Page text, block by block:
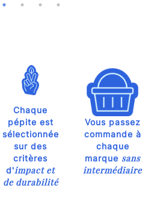
Chaque
pépite est
sélectionnée
sur des
critères
d'impact et
de durabilité
Vous passez
commande à
chaque
marque sans
intermédiaire